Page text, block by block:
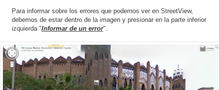
Para informar sobre los errores que podemos ver en StreetView,
debemos de estar dentro de la imagen y presionar en la parte inferior
izquierda "Informar de un error".